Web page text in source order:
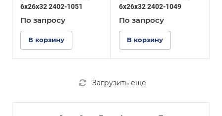
6x26x32 2402-1051
По запросу
В корзину
6x26x32 2402-1049
По запросу
В корзину
Загрузить еще